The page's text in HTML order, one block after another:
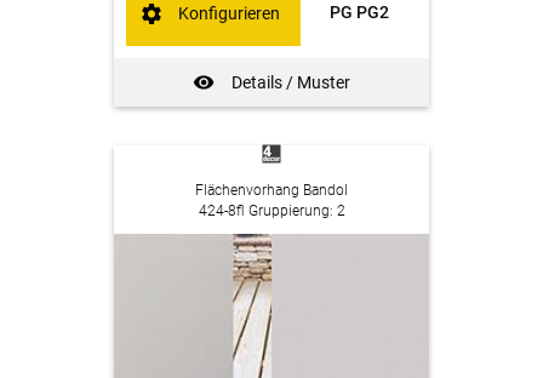
PG PG2
Details / Muster
Konfigurieren
Flächenvorhang Bandol
424-8fl Gruppierung: 2